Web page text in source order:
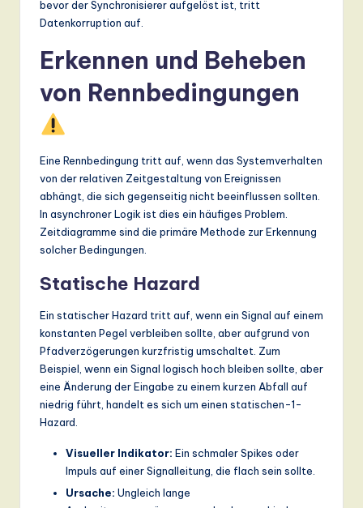
bevor der Synchronisierer aufgelöst ist, tritt
Datenkorruption auf.
Erkennen und Beheben
von Rennbedingungen
Eine Rennbedingung tritt auf, wenn das Systemverhalten
von der relativen Zeitgestaltung von Ereignissen
abhängt, die sich gegenseitig nicht beeinflussen sollten.
In asynchroner Logik ist dies ein häufiges Problem.
Zeitdiagramme sind die primäre Methode zur Erkennung
solcher Bedingungen.
Statische Hazard
Ein statischer Hazard tritt auf, wenn ein Signal auf einem
konstanten Pegel verbleiben sollte, aber aufgrund von
Pfadverzögerungen kurzfristig umschaltet. Zum
Beispiel, wenn ein Signal logisch hoch bleiben sollte, aber
eine Änderung der Eingabe zu einem kurzen Abfall auf
niedrig führt, handelt es sich um einen statischen-1-
Hazard.
Visueller Indikator: Ein schmaler Spikes oder
Impuls auf einer Signalleitung, die flach sein sollte.
Ursache: Ungleich lange